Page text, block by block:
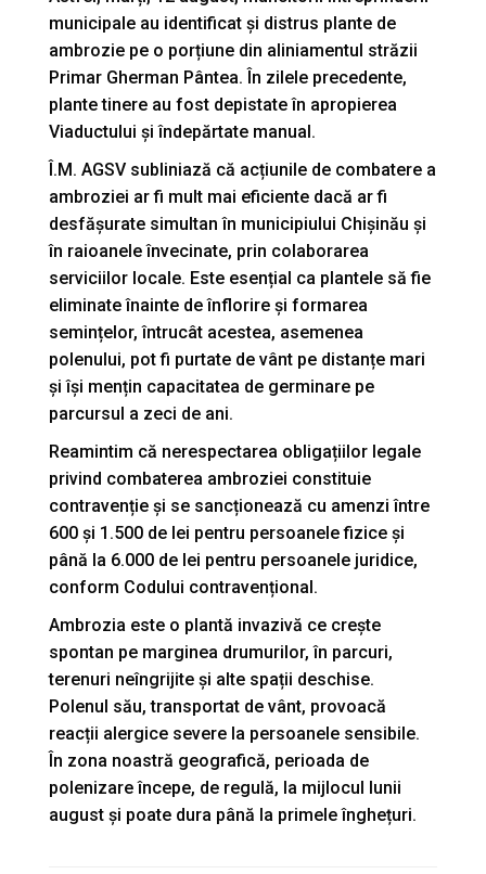
municipale au identificat și distrus plante de
ambrozie pe o porțiune din aliniamentul străzii
Primar Gherman Pântea. În zilele precedente,
plante tinere au fost depistate în apropierea
Viaductului și îndepărtate manual.
Î.M. AGSV subliniază că acțiunile de combatere a
ambroziei ar fi mult mai eficiente dacă ar fi
desfășurate simultan în municipiului Chișinău și
în raioanele învecinate, prin colaborarea
serviciilor locale. Este esențial ca plantele să fie
eliminate înainte de înflorire și formarea
semințelor, întrucât acestea, asemenea
polenului, pot fi purtate de vânt pe distanțe mari
și își mențin capacitatea de germinare pe
parcursul a zeci de ani.
Reamintim că nerespectarea obligațiilor legale
privind combaterea ambroziei constituie
contravenție și se sancționează cu amenzi între
600 și 1.500 de lei pentru persoanele fizice și
până la 6.000 de lei pentru persoanele juridice,
conform Codului contravențional.
Ambrozia este o plantă invazivă ce crește
spontan pe marginea drumurilor, în parcuri,
terenuri neîngrijite și alte spații deschise.
Polenul său, transportat de vânt, provoacă
reacții alergice severe la persoanele sensibile.
În zona noastră geografică, perioada de
polenizare începe, de regulă, la mijlocul lunii
august și poate dura până la primele înghețuri.